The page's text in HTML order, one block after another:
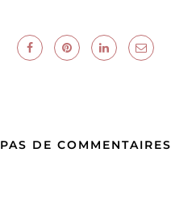
PAS DE COMMENTAIRES